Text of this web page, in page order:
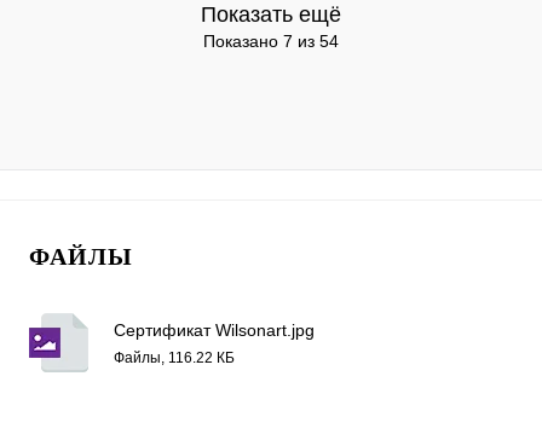
Показать ещё
Показано 7 из 54
ФАЙЛЫ
Сертификат Wilsonart.jpg
Файлы, 116.22 КБ